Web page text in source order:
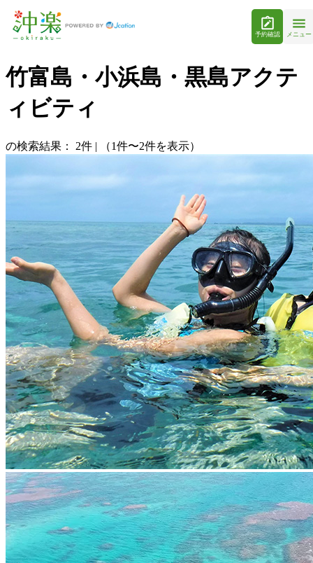
予約確認 メニュー
竹富島・小浜島・黒島アクテ
ィビティ
の検索結果： 2件 | （1件〜2件を表示）